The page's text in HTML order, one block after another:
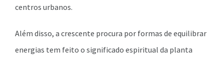
centros urbanos.
Além disso, a crescente procura por formas de equilibrar
energias tem feito o significado espiritual da planta